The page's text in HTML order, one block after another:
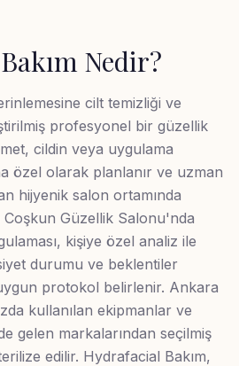
Nedir?
cilt temizliği ve
profesyonel bir güzellik
cildin veya uygulama
özel olarak planlanır ve uzman
hijyenik salon ortamında
Güzellik Salonu'nda
kişiye özel analiz ile
durumu ve beklentiler
protokol belirlenir. Ankara
kullanılan ekipmanlar ve
gelen markalarından seçilmiş
edilir. Hydrafacial Bakım,